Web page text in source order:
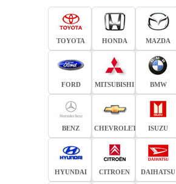
TOYOTA HONDA MAZDA
FORD MITSUBISHI BMW
BENZ CHEVROLET ISUZU
HYUNDAI CITROEN DAIHATSU